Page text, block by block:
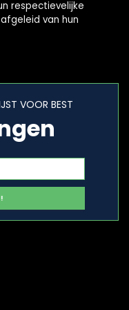
respectievelijke
van hun
VOOR BEST